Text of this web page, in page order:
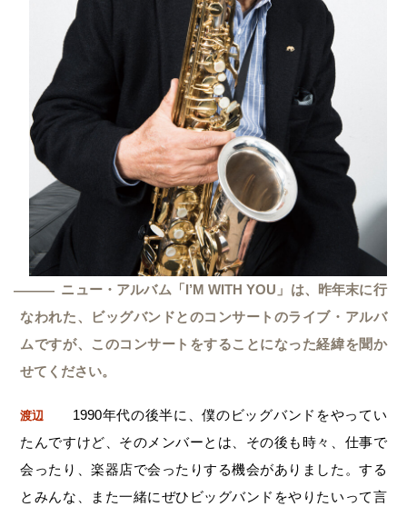
― ニュー・アルバム「I’M WITH YOU」は、昨年末に行
なわれた、ビッグバンドとのコンサートのライブ・アルバ
ムですが、このコンサートをすることになった経緯を聞か
せてください。
渡辺
1990年代の後半に、僕のビッグバンドをやってい
たんですけど、そのメンバーとは、その後も時々、仕事で
会ったり、楽器店で会ったりする機会がありました。する
とみんな、また一緒にぜひビッグバンドをやりたいって言